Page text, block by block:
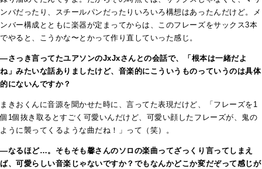
ンバだったり、スチールパンだったりいろいろ構想はあったんだけど。メ
ンバー構成とともに楽器が定まってからは、このフレーズをサックス3本
でやると、こうかな〜とかって作り直していった感じ。
―さっき言ってたユアソンのJxJxさんとの会話で、「根本は一緒だよ
ね」みたいな話ありましたけど、音楽的にこういうものっていうのは具体
的にないんですか？
まきおくんに音源を聞かせた時に、言ってた表現だけど、「フレーズを1
個1個抜き取るとすごく可愛いんだけど、可愛い顔したフレーズが、鬼の
ように襲ってくるような曲だね！」って（笑）。
―なるほど…。そもそも馨さんのソロの楽曲ってざっくり言ってしまえ
ば、可愛らしい音楽じゃないですか？ でもなんかどこか変だぞって感じが